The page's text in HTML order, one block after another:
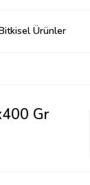
Ürünler
Gr